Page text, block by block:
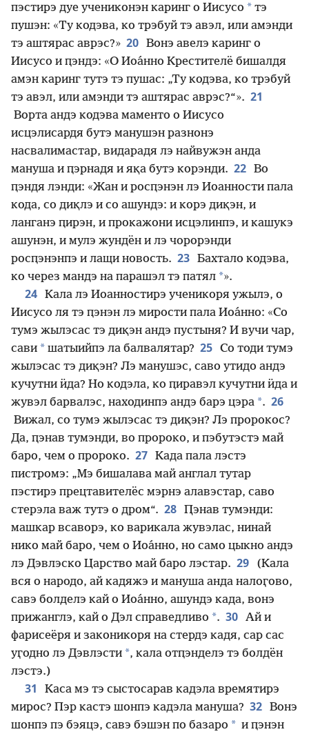
пэстирэ дуе учениконэн каринг о Иисусо * тэ
пушэн: «Ту кодэва, ко трэбуй тэ авэл, или амэнди
тэ аштярас аврэс?» 20 Вонэ авелэ каринг о
Иисусо и ԥэндэ: «О Иоа́нно Крестителё бишалдя
амэн каринг тутэ тэ пушас: „Ту кодэва, ко трэбуй
тэ авэл, или амэнди тэ аштярас аврэс?“». 21
Ворта андэ кодэва маменто о Иисусо
исцэлисардя бутэ манушэн разнонэ
насвалимастар, видарадя лэ найвужэн анда
мануша и ԥэрнадя и яқа бутэ корэнди. 22 Во
ԥэндя лэнди: «Жан и росԥэнэн лэ Иоанности пала
кода, со диқлэ и со ашундэ: и корэ диқэн, и
ланганэ ԥирэн, и прокажони исцэлинпэ, и кашукэ
ашунэн, и мулэ жундён и лэ чорорэнди
росԥэнэнпэ и лащи новость. 23 Бахтало кодэва,
ко через мандэ на парашэл тэ патял *».
24 Кала лэ Иоанностирэ ученикоря ужылэ, о
Иисусо ля тэ ԥэнэн лэ мирости пала Иоа́нно: «Со
тумэ жылэсас тэ диқэн андэ пустыня? И вучи чар,
сави * шатыийпэ ла балвалятар? 25 Со тоди тумэ
жылэсас тэ диқэн? Лэ манушэс, саво утидо андэ
кучутни ӥда? Но кодэла, ко ԥиравэл кучутни ӥда и
жувэл барвалэс, находинпэ андэ барэ цэра *. 26
Вижал, со тумэ жылэсас тэ диқэн? Лэ пророкос?
Да, ԥэнав тумэнди, во пророко, и пэбутэстэ май
баро, чем о пророко. 27 Када пала лэстэ
пистромэ: „Мэ бишалава май англал тутар
пэстирэ прецтавителёс мэрнэ алавэстар, саво
стерэла важ тутэ о дром“. 28 Ԥэнав тумэнди:
машкар всаворэ, ко варикала жувэлас, нинай
нико май баро, чем о Иоа́нно, но само цыкно андэ
лэ Дэвлэско Царство май баро лэстар. 29
(Кала
вся о народо, ай кадяжэ и мануша анда налоӷово,
савэ болделэ кай о Иоа́нно, ашундэ када, вонэ
прижанглэ, кай о Дэл справедливо *. 30 Ай и
фарисеёря и законикоря на стердэ кадя, сар сас
уӷодно лэ Дэвлэсти *, кала отԥэнделэ тэ болдён
лэстэ.)
31
Каса мэ тэ сыстосарав кадэла времятирэ
мирос? Пэр кастэ шонпэ кадэла мануша? 32 Вонэ
шонпэ пэ бэяцэ, савэ бэшэн по базаро * и ԥэнэн